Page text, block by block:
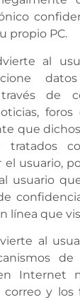
propio PC.
al
de
foros
que
tratados
el usuario,
usuario
línea que
al
Internet
correo y los